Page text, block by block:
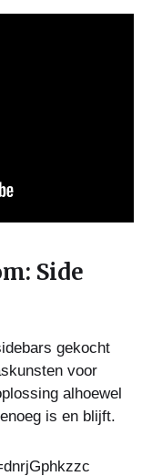
Side
gekocht
voor
alhoewel
is en blijft.